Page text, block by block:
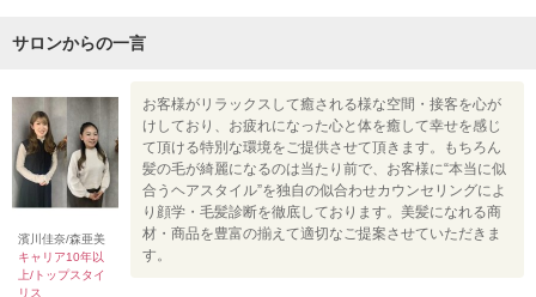
サロンからの一言
濱川佳奈/森亜美
キャリア10年以
上/トップスタイ
リス
お客様がリラックスして癒される様な空間・接客を心が
けしており、お疲れになった心と体を癒して幸せを感じ
て頂ける特別な環境をご提供させて頂きます。もちろん
髪の毛が綺麗になるのは当たり前で、お客様に“本当に似
合うヘアスタイル”を独自の似合わせカウンセリングによ
り顔学・毛髪診断を徹底しております。美髪になれる商
材・商品を豊富の揃えて適切なご提案させていただきま
す。